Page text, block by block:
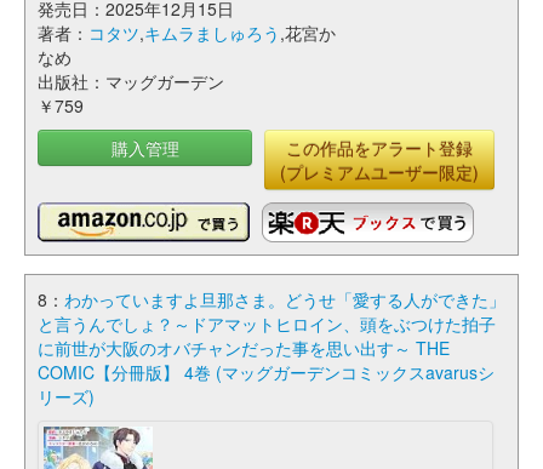
発売日：2025年12月15日
著者： コタツ,キムラましゅろう ,花宮か
なめ
出版社：マッグガーデン
￥759
購入管理
この作品をアラート登録
(プレミアムユーザー限定)
8： わかっていますよ旦那さま。どうせ「愛する人ができた」
と言うんでしょ？～ドアマットヒロイン、頭をぶつけた拍子
に前世が大阪のオバチャンだった事を思い出す～ THE
COMIC【分冊版】 4巻 (マッグガーデンコミックスavarusシ
リーズ)